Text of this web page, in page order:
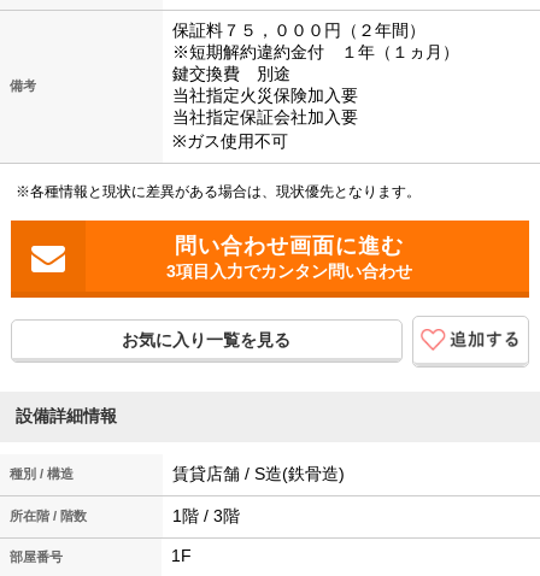
備考
保証料７５，０００円（２年間）
※短期解約違約金付 １年（１ヵ月）
鍵交換費 別途
当社指定火災保険加入要
当社指定保証会社加入要
※ガス使用不可
※各種情報と現状に差異がある場合は、現状優先となります。
3項目入力でカンタン問い合わせ
お気に入り一覧を見る
設備詳細情報
種別 / 構造 賃貸店舗 / S造(鉄骨造)
所在階 / 階数 1階 / 3階
1F